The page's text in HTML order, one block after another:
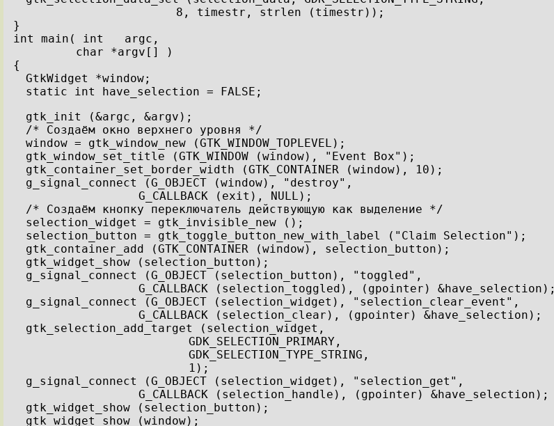
8, timestr, strlen (timestr));
}
int main( int   argc,
char *argv[] )
{
GtkWidget *window;
static int have_selection = FALSE;
gtk_init (&argc, &argv);
/* Создаём окно верхнего уровня */
window = gtk_window_new (GTK_WINDOW_TOPLEVEL);
gtk_window_set_title (GTK_WINDOW (window), "Event Box");
gtk_container_set_border_width (GTK_CONTAINER (window), 10);
g_signal_connect (G_OBJECT (window), "destroy",
G_CALLBACK (exit), NULL);
/* Создаём кнопку переключатель действующую как выделение */
selection_widget = gtk_invisible_new ();
selection_button = gtk_toggle_button_new_with_label ("Claim Selection");
gtk_container_add (GTK_CONTAINER (window), selection_button);
gtk_widget_show (selection_button);
g_signal_connect (G_OBJECT (selection_button), "toggled",
G_CALLBACK (selection_toggled), (gpointer) &have_selection);
g_signal_connect (G_OBJECT (selection_widget), "selection_clear_event",
G_CALLBACK (selection_clear), (gpointer) &have_selection);
gtk_selection_add_target (selection_widget,
GDK_SELECTION_PRIMARY,
GDK_SELECTION_TYPE_STRING,
1);
g_signal_connect (G_OBJECT (selection_widget), "selection_get",
G_CALLBACK (selection_handle), (gpointer) &have_selection);
gtk_widget_show (selection_button);
gtk_widget_show (window);